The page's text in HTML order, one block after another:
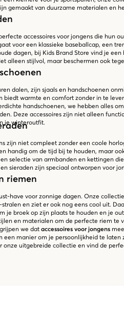
gemaakt van duurzame materialen en
accessoires voor jongens die hun
voor een klassieke baseballcap, een
dagen, bij Kids Brand Store vind je
alleen stijlvol, maar beschermen ook
dalen, zijn sjaals en handschoenen
biedt warmte en comfort zonder in te
handschoenen, we hebben alles
Deze accessoires zijn niet alleen
je winteroutfit.
zijn niet compleet zonder een coole
handig om de tijd bij te houden, maar
selectie van armbanden en kettingen
sieraden zijn speciaal ontworpen voor
riemen
have voor zonnige dagen. Onze
en ziet er ook nog eens cool uit.
je broek op zijn plaats te houden en je
en materialen om de perfecte riem te
we dat accessoires voor jongens
een manier om je persoonlijkheid te laten
onze uitgebreide collectie en vind de